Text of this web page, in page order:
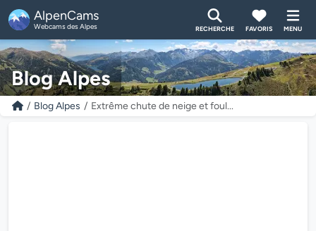
AlpenCams
Webcams des Alpes RECHERCHE FAVORIS MENU
Blog Alpes
Blog Alpes Extrême chute de neige et foul...